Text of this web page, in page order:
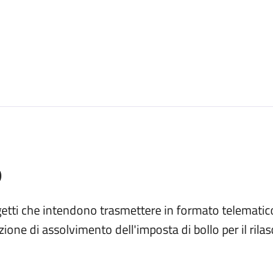
che intendono trasmettere in formato
di assolvimento dell'imposta di bollo per il